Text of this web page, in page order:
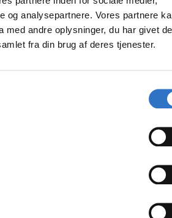
og analysepartnere. Vores partnere
med andre oplysninger, du har givet
fra din brug af deres tjenester.
TILFØJ TIL KURV
Sinus instrument